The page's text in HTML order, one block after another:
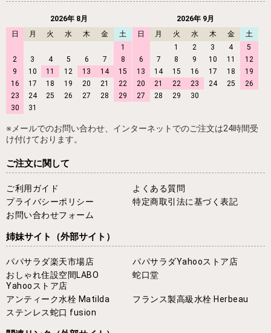
2026年 8月
日
月 火 水 木 金
土
1
2
3 4 5 6 7
8
9
10 11 12 13 14
15
16
17 18 19 20 21
22
23
24 25 26 27 28
29
30
31
2026年 9月
日
月 火 水 木 金
土
1
2 3 4
5
6
7 8 9 10 11
12
13
14 15 16 17 18
19
20
21 22 23 24 25
26
27
28 29 30
※メールでのお問い合わせ、インターネットでのご注文は24時間受
け付けております。
ご注文に関して
ご利用ガイド
よくある質問
プライバシーポリシー
特定商取引法に基づく表記
お問い合わせフォーム
姉妹サイト （外部サイト）
パパサラダ楽天市場店
パパサラダYahooストア店
おしゃれ住設空間LABO
Yahooストア店
蛇口堂
アンティーク水栓 Matilda
フランス製高級水栓 Herbeau
ステンレス蛇口 fusion